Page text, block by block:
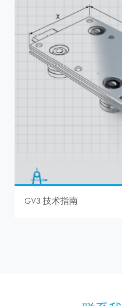
GV3 技术指南